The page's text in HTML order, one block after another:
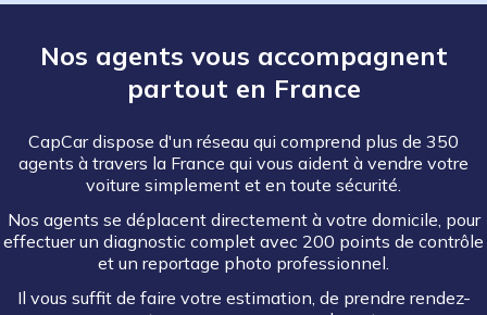
Nos agents vous accompagnent
partout en France
CapCar dispose d'un réseau qui comprend plus de 350
agents à travers la France qui vous aident à vendre votre
voiture simplement et en toute sécurité.
Nos agents se déplacent directement à votre domicile, pour
effectuer un diagnostic complet avec 200 points de contrôle
et un reportage photo professionnel.
Il vous suffit de faire votre estimation, de prendre rendez-